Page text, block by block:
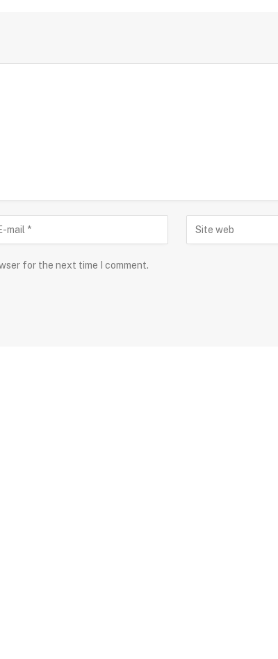
for the next time I comment.